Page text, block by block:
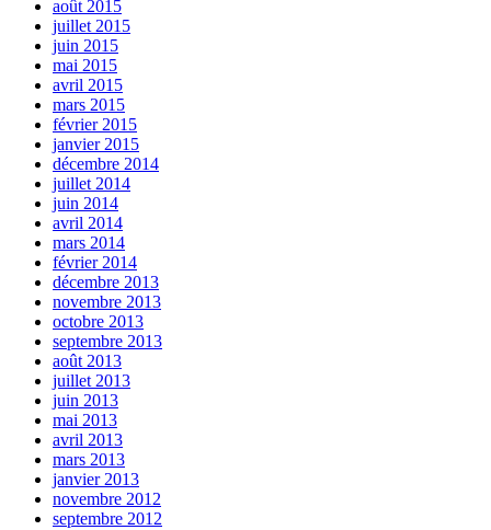
août 2015
juillet 2015
juin 2015
mai 2015
avril 2015
mars 2015
février 2015
janvier 2015
décembre 2014
juillet 2014
juin 2014
avril 2014
mars 2014
février 2014
décembre 2013
novembre 2013
octobre 2013
septembre 2013
août 2013
juillet 2013
juin 2013
mai 2013
avril 2013
mars 2013
janvier 2013
novembre 2012
septembre 2012